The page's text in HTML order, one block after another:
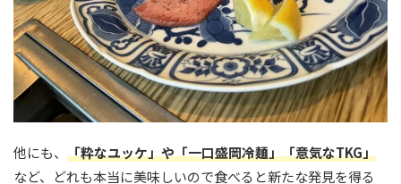
他にも、 「粋なユッケ」や「一口盛岡冷麺」「意気なTKG」
など、どれも本当に美味しいので食べると新たな発見を得る